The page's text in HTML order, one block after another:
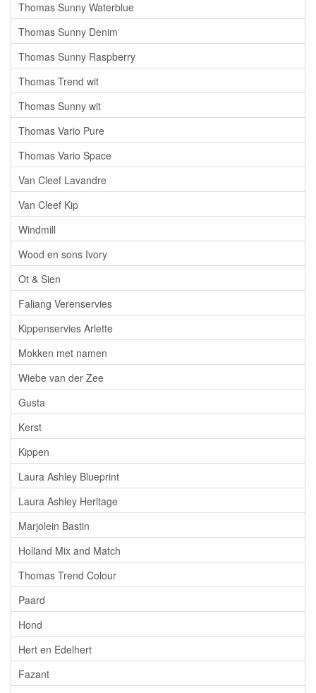
Thomas Sunny Waterblue
Thomas Sunny Denim
Thomas Sunny Raspberry
Thomas Trend wit
Thomas Sunny wit
Thomas Vario Pure
Thomas Vario Space
Van Cleef Lavandre
Van Cleef Kip
Windmill
Wood en sons Ivory
Ot & Sien
Faliang Verenservies
Kippenservies Arlette
Mokken met namen
Wiebe van der Zee
Gusta
Kerst
Kippen
Laura Ashley Blueprint
Laura Ashley Heritage
Marjolein Bastin
Holland Mix and Match
Thomas Trend Colour
Paard
Hond
Hert en Edelhert
Fazant